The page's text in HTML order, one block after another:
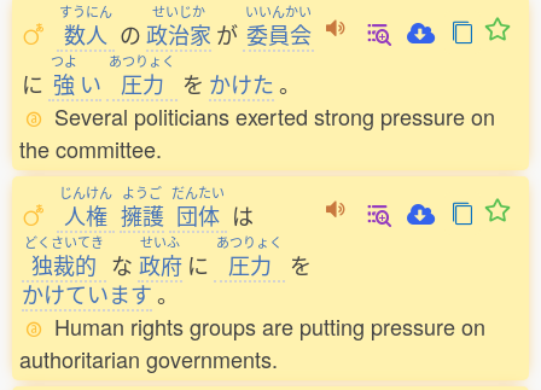
すうにん
数人 の
せいじか
政治家 が
いいんかい
委員会
に
つよ
強 い
あつりょく
圧力 を かけた。
Several politicians exerted strong pressure on
the committee.
じんけん
人権
ようご
擁護
だんたい
団体 は
どくさいてき
独裁的 な
せいふ
政府 に
あつりょく
圧力
を
かけています。
Human rights groups are putting pressure on
authoritarian governments.